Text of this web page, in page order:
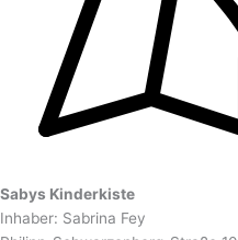
Sabys Kinderkiste
Inhaber: Sabrina Fey